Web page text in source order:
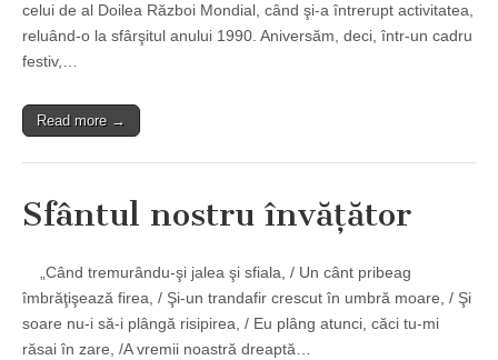
celui de al Doilea Război Mondial, când şi-a întrerupt activitatea,
reluând-o la sfârşitul anului 1990. Aniversăm, deci, într-un cadru
festiv,…
Read more →
Sfântul nostru învăţător
„Când tremurându-şi jalea şi sfiala, / Un cânt pribeag
îmbrăţişează firea, / Şi-un trandafir crescut în umbră moare, / Şi
soare nu-i să-i plângă risipirea, / Eu plâng atunci, căci tu-mi
răsai în zare, /A vremii noastră dreaptă…